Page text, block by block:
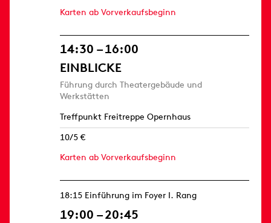
Karten ab Vorverkaufsbeginn
14:30 – 16:00
EINBLICKE
Führung durch Theatergebäude und
Werkstätten
Treffpunkt Freitreppe Opernhaus
10/5 €
Karten ab Vorverkaufsbeginn
18:15 Einführung im Foyer I. Rang
19:00 – 20:45